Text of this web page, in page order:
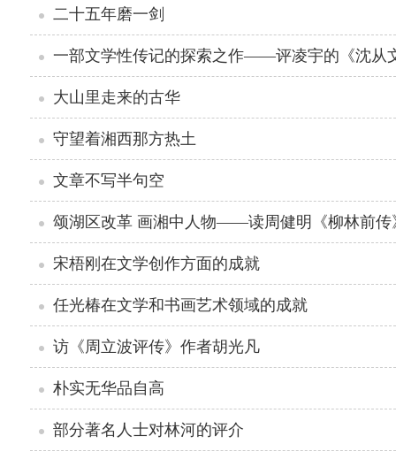
二十五年磨一剑
一部文学性传记的探索之作——评凌宇的《沈从
大山里走来的古华
守望着湘西那方热土
文章不写半句空
颂湖区改革 画湘中人物——读周健明《柳林前传
宋梧刚在文学创作方面的成就
任光椿在文学和书画艺术领域的成就
访《周立波评传》作者胡光凡
朴实无华品自高
部分著名人士对林河的评介